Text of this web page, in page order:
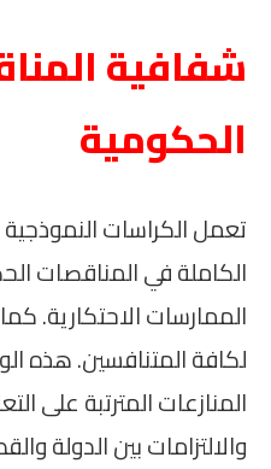
شفافية
الحكومية
تعمل الكراسات
الكاملة في المناقصات
الممارسات الاحتكارية.
لكافة المتنافسين. هذه
المنازعات المترتبة على
والالتزامات بين الدولة